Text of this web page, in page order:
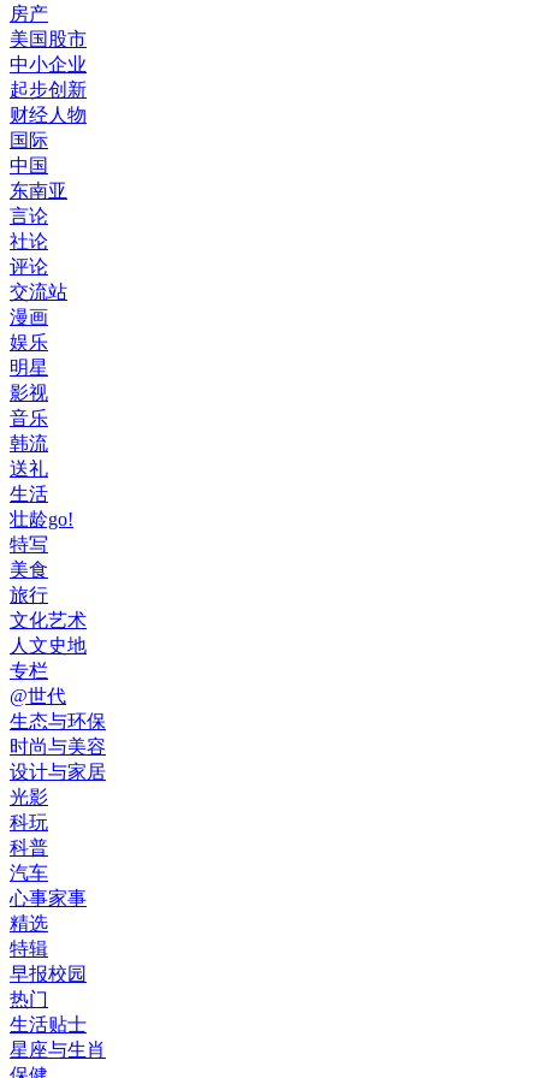
房产
美国股市
中小企业
起步创新
财经人物
国际
中国
东南亚
言论
社论
评论
交流站
漫画
娱乐
明星
影视
音乐
韩流
送礼
生活
壮龄go!
特写
美食
旅行
文化艺术
人文史地
专栏
@世代
生态与环保
时尚与美容
设计与家居
光影
科玩
科普
汽车
心事家事
精选
特辑
早报校园
热门
生活贴士
星座与生肖